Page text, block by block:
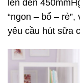
lên đến
“ngon – bổ –
yêu cầu hút sữa